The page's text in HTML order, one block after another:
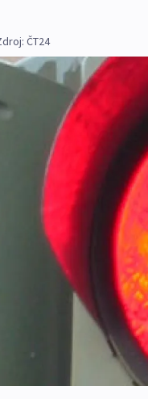
ČT24